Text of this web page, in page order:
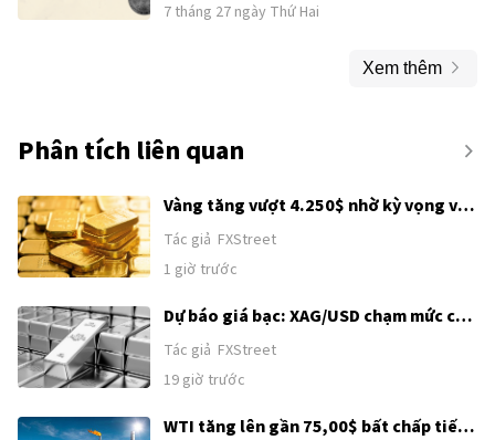
7 tháng 27 ngày Thứ Hai
Xem thêm
Phân tích liên quan
Vàng tăng vượt 4.250$ nhờ kỳ vọng về
thỏa thuận Mỹ–Iran
Tác giả FXStreet
1 giờ trước
Dự báo giá bạc: XAG/USD chạm mức cao
nhất trong một tháng, hướng tới
62,00$ sau khi bứt phá kỹ thuật
Tác giả FXStreet
19 giờ trước
WTI tăng lên gần 75,00$ bất chấp tiến